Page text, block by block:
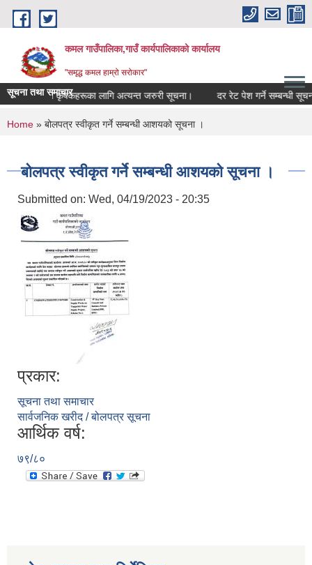
Skip to main content
कमल गाउँपालिका,गाउँ कार्यपालिकाको कार्यालय
"समृद्ध कमल हाम्रो सरोकार"
सूचना तथा समाचार
गर्ने सम्बन्धी कृषकहरूका लागि अत्यन्त जरुरी सूचना। दर रेट पेश गर्ने सम्बन्धी
You are here
Home » बोलपत्र स्वीकृत गर्ने सम्बन्धी आशयको सूचना ।
बोलपत्र स्वीकृत गर्ने सम्बन्धी आशयको सूचना ।
Submitted on: Wed, 04/19/2023 - 20:35
प्रकार:
सूचना तथा समाचार
सार्वजनिक खरीद / बोलपत्र सूचना
आर्थिक वर्ष:
७९/८०